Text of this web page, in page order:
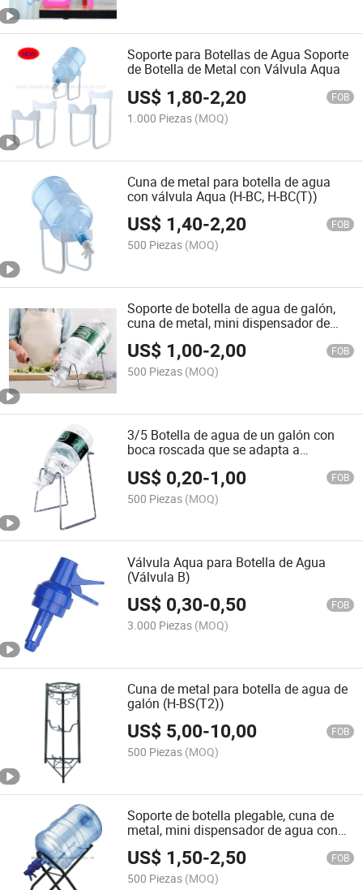
Soporte para Botellas de Agua Soporte
de Botella de Metal con Válvula Aqua
US$ 1,80-2,20 FOB
1.000 Piezas (MOQ)
Cuna de metal para botella de agua
con válvula Aqua (H-BC, H-BC(T))
US$ 1,40-2,20 FOB
500 Piezas (MOQ)
Soporte de botella de agua de galón,
cuna de metal, mini dispensador de
agua con válvula Aqua
US$ 1,00-2,00 FOB
500 Piezas (MOQ)
3/5 Botella de agua de un galón con
boca roscada que se adapta a
repuesto para dispensador de agua (H-
V&C(ST))
US$ 0,20-1,00 FOB
500 Piezas (MOQ)
Válvula Aqua para Botella de Agua
(Válvula B)
US$ 0,30-0,50 FOB
3.000 Piezas (MOQ)
Cuna de metal para botella de agua de
galón (H-BS(T2))
US$ 5,00-10,00 FOB
500 Piezas (MOQ)
Soporte de botella plegable, cuna de
metal, mini dispensador de agua con
válvula Aqua (H-BF)
US$ 1,50-2,50 FOB
500 Piezas (MOQ)